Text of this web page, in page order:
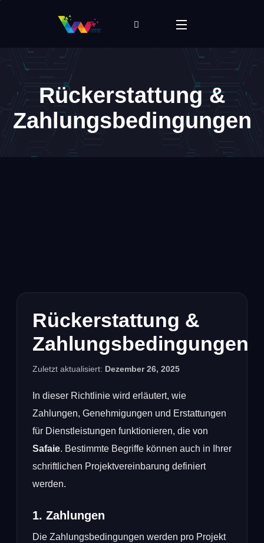
Rückerstattung &
Zahlungsbedingungen
Rückerstattung &
Zahlungsbedingungen
Zuletzt aktualisiert: Dezember 26, 2025
In dieser Richtlinie wird erläutert, wie
Zahlungen, Genehmigungen und Erstattungen
für Dienstleistungen funktionieren, die von
Safaie. Bestimmte Begriffe können auch in Ihrer
schriftlichen Projektvereinbarung definiert
werden.
1. Zahlungen
Die Zahlungsbedingungen werden pro Projekt